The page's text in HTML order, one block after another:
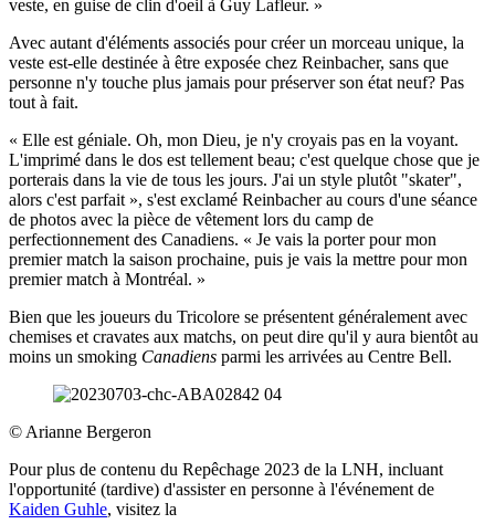
veste, en guise de clin d'oeil à Guy Lafleur. »
Avec autant d'éléments associés pour créer un morceau unique, la
veste est-elle destinée à être exposée chez Reinbacher, sans que
personne n'y touche plus jamais pour préserver son état neuf? Pas
tout à fait.
« Elle est géniale. Oh, mon Dieu, je n'y croyais pas en la voyant.
L'imprimé dans le dos est tellement beau; c'est quelque chose que je
porterais dans la vie de tous les jours. J'ai un style plutôt "skater",
alors c'est parfait », s'est exclamé Reinbacher au cours d'une séance
de photos avec la pièce de vêtement lors du camp de
perfectionnement des Canadiens. « Je vais la porter pour mon
premier match la saison prochaine, puis je vais la mettre pour mon
premier match à Montréal. »
Bien que les joueurs du Tricolore se présentent généralement avec
chemises et cravates aux matchs, on peut dire qu'il y aura bientôt au
moins un smoking Canadiens parmi les arrivées au Centre Bell.
© Arianne Bergeron
Pour plus de contenu du Repêchage 2023 de la LNH, incluant
l'opportunité (tardive) d'assister en personne à l'événement de
Kaiden Guhle, visitez la